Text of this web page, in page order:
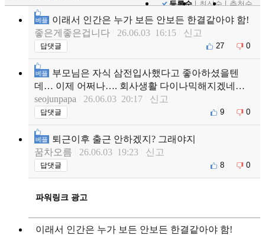
등록순
최신순 추천순
베플
이래서 인간은 누가 보든 안보든 한결같아야 함!
좋은게좋은겁니다
26.06.03 16:15 신고
답댓글 27 0
베플
부모님은 자식 삼전입사했다고 좋아하셨을텐
데… 이제 어쩌나…. 회사생활 다이나믹해지겠네…
seojunpapa
26.06.03 20:17 신고
답댓글 9 0
베플
퇴근이후 출근 안하겠지? 그래야지
꿈차오름
26.06.03 19:23 신고
답댓글 8 0
파워링크 광고
이래서 인간은 누가 보든 안보든 한결같아야 함!